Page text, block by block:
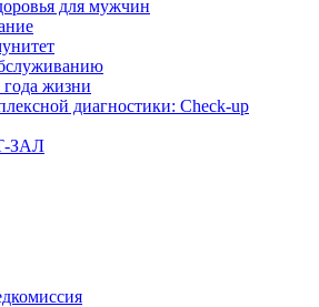
для мужчин
года жизни
диагностики: Check-up
ЗАЛ